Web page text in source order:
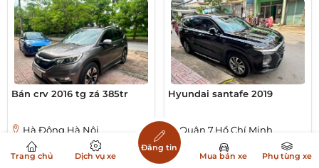
Bán crv 2016 tg zá 385tr
Hà Đông,Hà Nội
Cũ Số TĐ
385 Triệu
Hyundai santafe 2019
Quận 7,Hồ Chí Minh
Cũ Xăng
650 Triệu
Trang chủ Dịch vụ xe
Đăng tin
Mua bán xe
Phụ tùng xe